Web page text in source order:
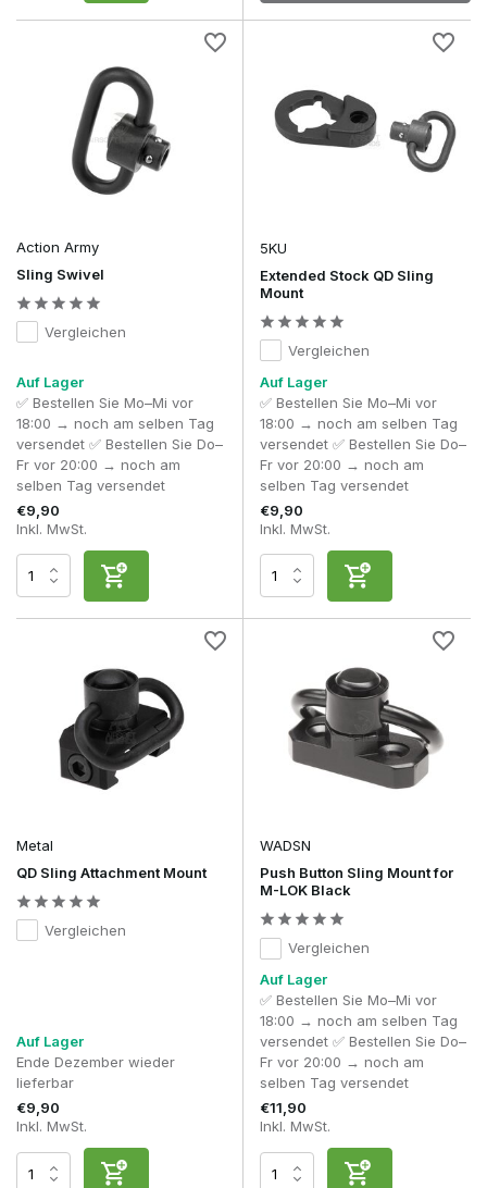
Action Army
Sling Swivel
Vergleichen
Auf Lager
✅ Bestellen Sie Mo–Mi vor
18:00 → noch am selben Tag
versendet ✅ Bestellen Sie Do–
Fr vor 20:00 → noch am
selben Tag versendet
€9,90
Inkl. MwSt.
5KU
Extended Stock QD Sling
Mount
Vergleichen
Auf Lager
✅ Bestellen Sie Mo–Mi vor
18:00 → noch am selben Tag
versendet ✅ Bestellen Sie Do–
Fr vor 20:00 → noch am
selben Tag versendet
€9,90
Inkl. MwSt.
Metal
QD Sling Attachment Mount
Vergleichen
Auf Lager
Ende Dezember wieder
lieferbar
€9,90
Inkl. MwSt.
WADSN
Push Button Sling Mount for
M-LOK Black
Vergleichen
Auf Lager
✅ Bestellen Sie Mo–Mi vor
18:00 → noch am selben Tag
versendet ✅ Bestellen Sie Do–
Fr vor 20:00 → noch am
selben Tag versendet
€11,90
Inkl. MwSt.